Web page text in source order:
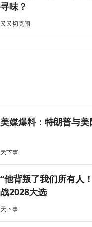
寻味？
又又切克闹
美媒爆料：特朗普与
天下事
“他背叛了我们所有人
战2028大选
天下事